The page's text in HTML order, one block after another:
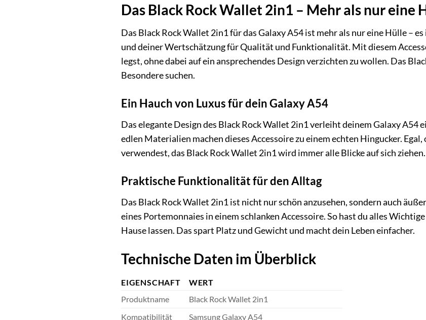
Das Black Rock Wallet 2in1 – Mehr als nur eine
Das Black Rock Wallet 2in1 für das Galaxy A54 ist mehr als nur eine Hülle –
und deiner Wertschätzung für Qualität und Funktionalität. Mit diesem
legst, ohne dabei auf ein ansprechendes Design verzichten zu wollen. Das
Besondere suchen.
Ein Hauch von Luxus für dein Galaxy A54
Das elegante Design des Black Rock Wallet 2in1 verleiht deinem Galaxy
edlen Materialien machen dieses Accessoire zu einem echten Hingucker.
verwendest, das Black Rock Wallet 2in1 wird immer alle Blicke auf sich ziehen.
Praktische Funktionalität für den Alltag
Das Black Rock Wallet 2in1 ist nicht nur schön anzusehen, sondern auch
eines Portemonnaies in einem schlanken Accessoire. So hast du alles
Hause lassen. Das spart Platz und Gewicht und macht dein Leben einfacher.
Technische Daten im Überblick
EIGENSCHAFT
WERT
Produktname
Black Rock Wallet 2in1
Kompatibilität
Samsung Galaxy A54